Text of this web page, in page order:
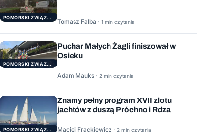
POMORSKI ZWIĄZEK ŻEGLARSKI
Tomasz Falba · 1 min czytania
POMORSKI ZWIĄZEK ŻEGLARSKI
Puchar Małych Żagli finiszował w
Osieku
Adam Mauks · 2 min czytania
POMORSKI ZWIĄZEK ŻEGLARSKI
Znamy pełny program XVII zlotu
jachtów z duszą Próchno i Rdza
Maciej Frąckiewicz · 2 min czytania